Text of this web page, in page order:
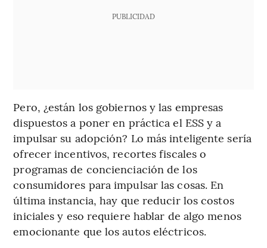
PUBLICIDAD
Pero, ¿están los gobiernos y las empresas
dispuestos a poner en práctica el ESS y a
impulsar su adopción? Lo más inteligente sería
ofrecer incentivos, recortes fiscales o
programas de concienciación de los
consumidores para impulsar las cosas. En
última instancia, hay que reducir los costos
iniciales y eso requiere hablar de algo menos
emocionante que los autos eléctricos.